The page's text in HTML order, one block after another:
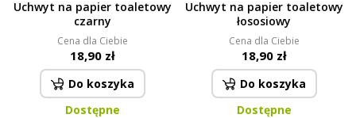
Uchwyt na papier toaletowy
czarny
Cena dla Ciebie
18,90 zł
Do koszyka
Dostępne
Uchwyt na papier toaletowy
łososiowy
Cena dla Ciebie
18,90 zł
Do koszyka
Dostępne